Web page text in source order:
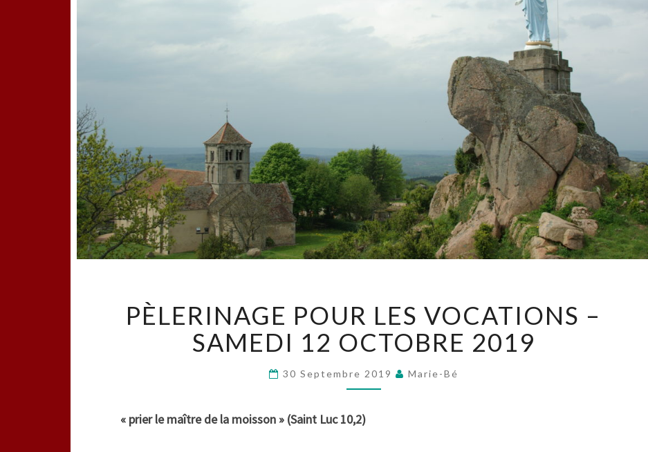
POUR
LES
VOCATIONS
SAMEDI
OCTOBRE
PÈLERINAGE POUR LES VOCATIONS –
SAMEDI 12 OCTOBRE 2019
30 Septembre 2019 Marie-Bé
« prier le maître de la moisson » (Saint Luc 10,2)